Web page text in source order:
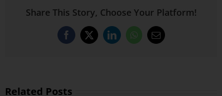
Share This Story, Choose Your Platform!
Facebook
X LinkedInWhatsApp
Email
Related Posts